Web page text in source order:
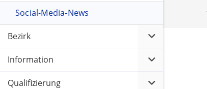
Social-Media-News
Bezirk
Information
Qualifizierung